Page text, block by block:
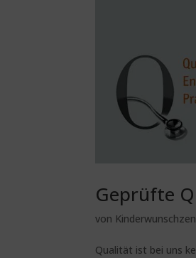
Geprüfte
von
Qualität ist bei uns